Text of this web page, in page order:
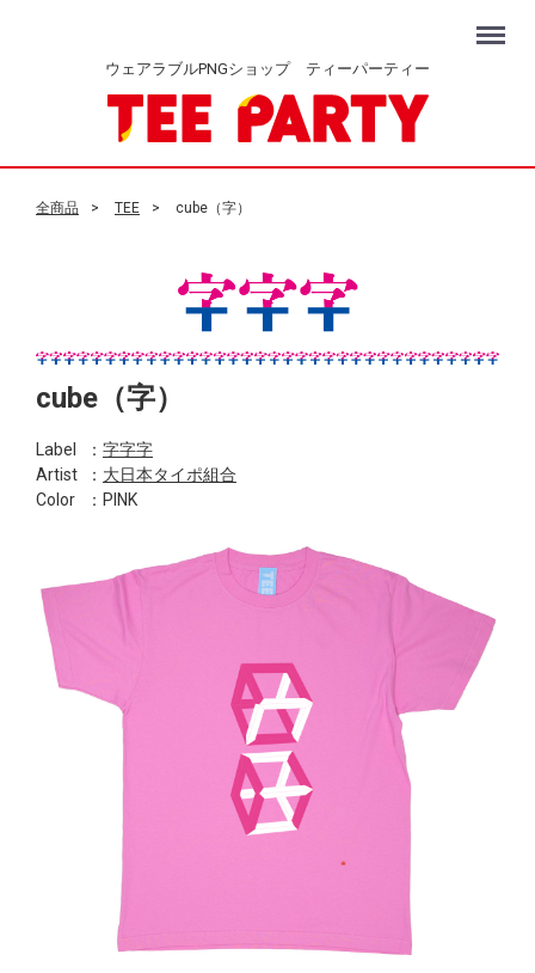
ウェアラブルPNGショップ ティーパーティー
Menu
全商品 TEE cube（字）
cube（字）
Label ： 字字字
Artist
： 大日本タイポ組合
Color
：PINK